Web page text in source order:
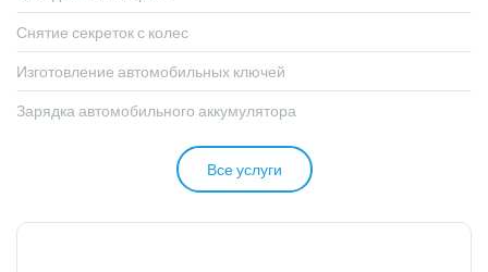
Снятие секреток с колес
Изготовление автомобильных ключей
Зарядка автомобильного аккумулятора
Все услуги